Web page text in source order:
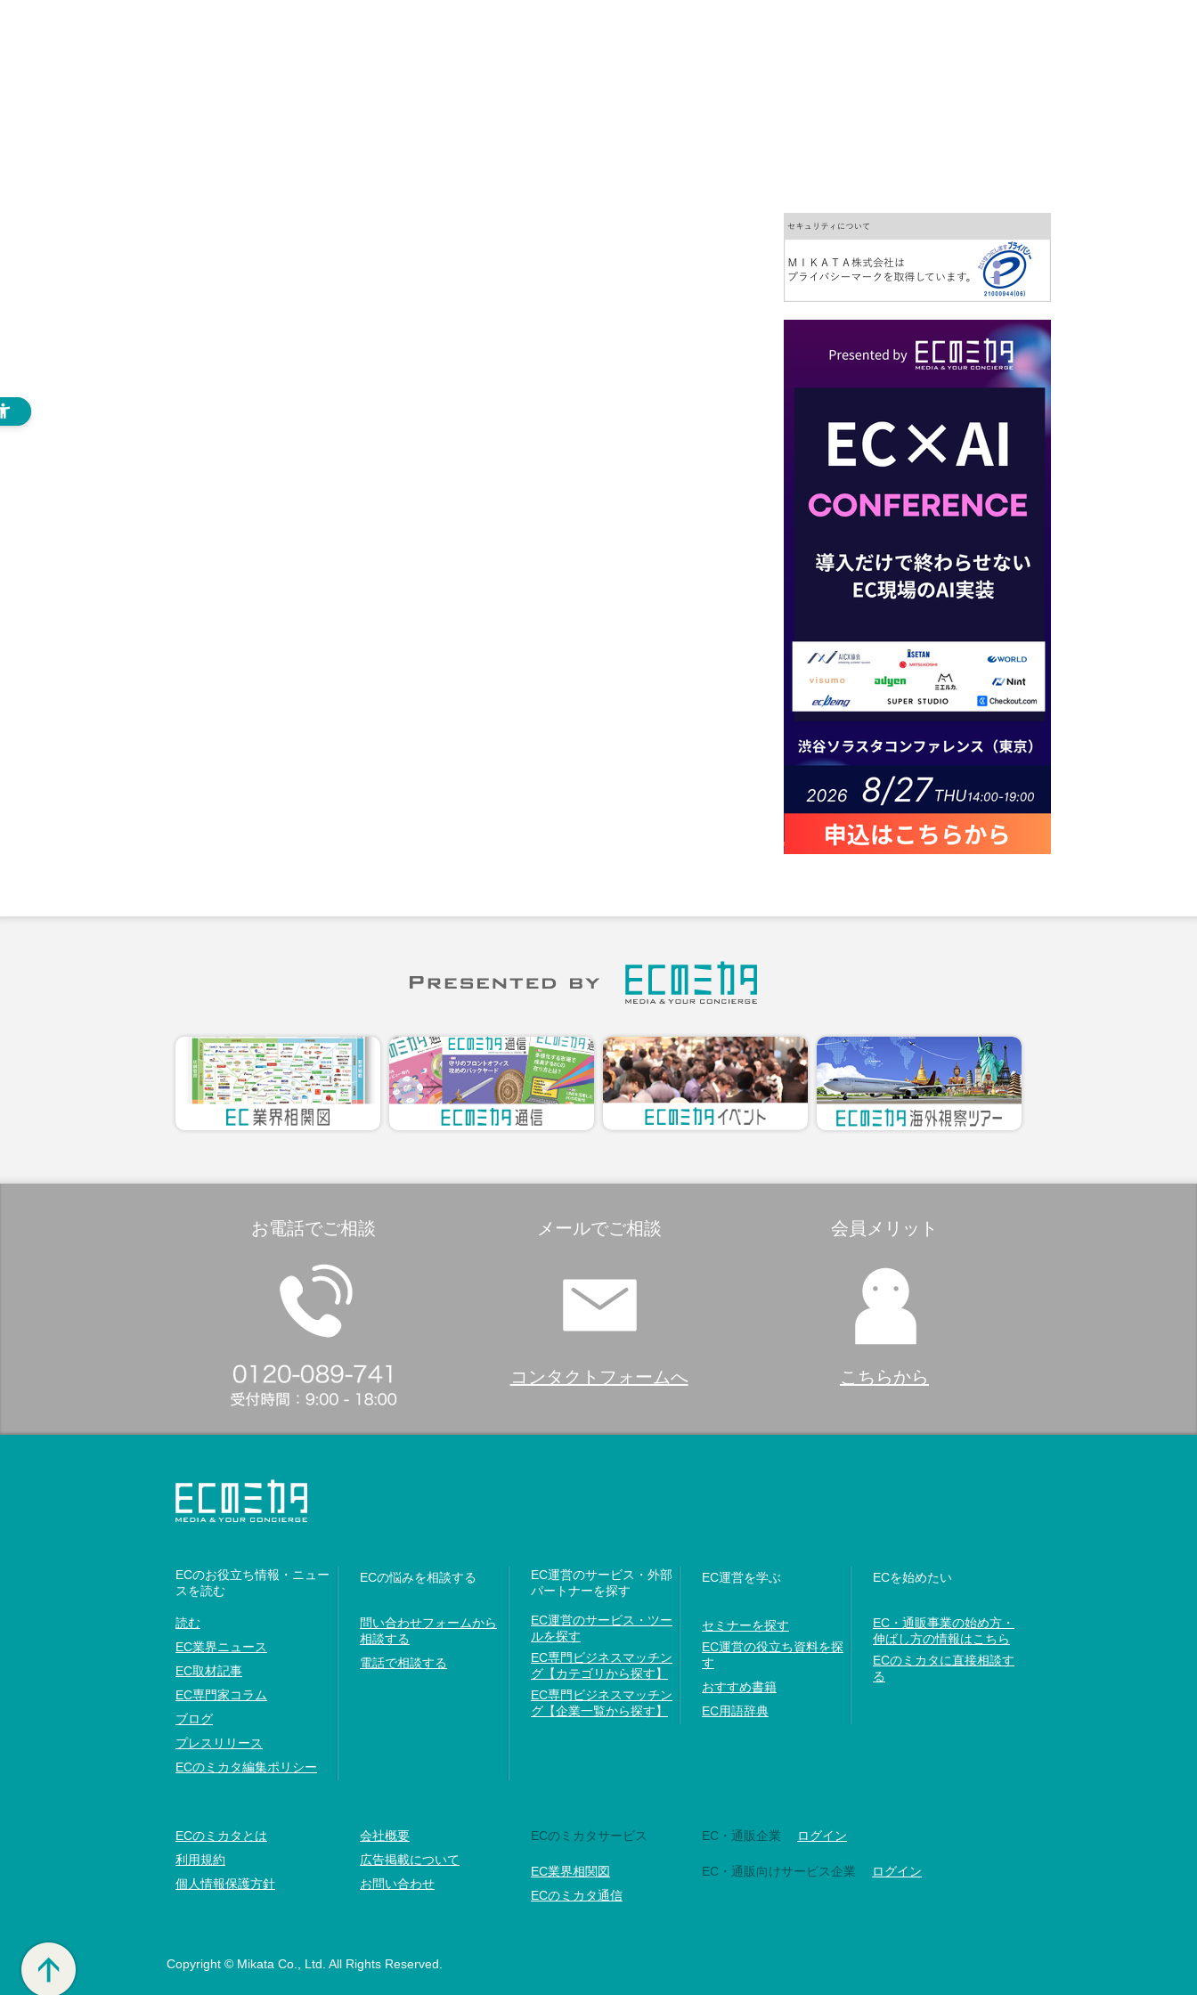
お電話でご相談 メールでご相談
コンタクトフォームへ
会員メリット
こちらから
ECのお役立ち情報・ニュー
スを読む
読む
EC業界ニュース
EC取材記事
EC専門家コラム
ブログ
プレスリリース
ECのミカタ編集ポリシー
ECの悩みを相談する
問い合わせフォームから
相談する
電話で相談する
EC運営のサービス・外部
パートナーを探す
EC運営のサービス・ツー
ルを探す
EC専門ビジネスマッチン
グ【カテゴリから探す】
EC専門ビジネスマッチン
グ【企業一覧から探す】
EC運営を学ぶ
セミナーを探す
EC運営の役立ち資料を探
す
おすすめ書籍
EC用語辞典
ECを始めたい
EC・通販事業の始め方・
伸ばし方の情報はこちら
ECのミカタに直接相談す
る
ECのミカタとは
利用規約
個人情報保護方針
会社概要
広告掲載について
お問い合わせ
ECのミカタサービス
EC業界相関図
ECのミカタ通信
EC・通販企業 ログイン
EC・通販向けサービス企業 ログイン
Copyright © Mikata Co., Ltd. All Rights Reserved.